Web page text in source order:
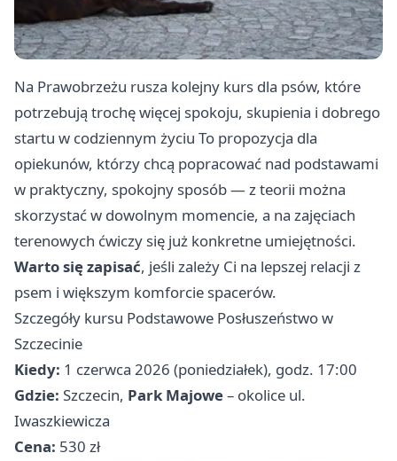
Na Prawobrzeżu rusza kolejny kurs dla psów, które
potrzebują trochę więcej spokoju, skupienia i dobrego
startu w codziennym życiu To propozycja dla
opiekunów, którzy chcą popracować nad podstawami
w praktyczny, spokojny sposób — z teorii można
skorzystać w dowolnym momencie, a na zajęciach
terenowych ćwiczy się już konkretne umiejętności.
Warto się zapisać, jeśli zależy Ci na lepszej relacji z
psem i większym komforcie spacerów.
Szczegóły kursu Podstawowe Posłuszeństwo w
Szczecinie
Kiedy: 1 czerwca 2026 (poniedziałek), godz. 17:00
Gdzie: Szczecin, Park Majowe– okolice ul.
Iwaszkiewicza
Cena: 530 zł